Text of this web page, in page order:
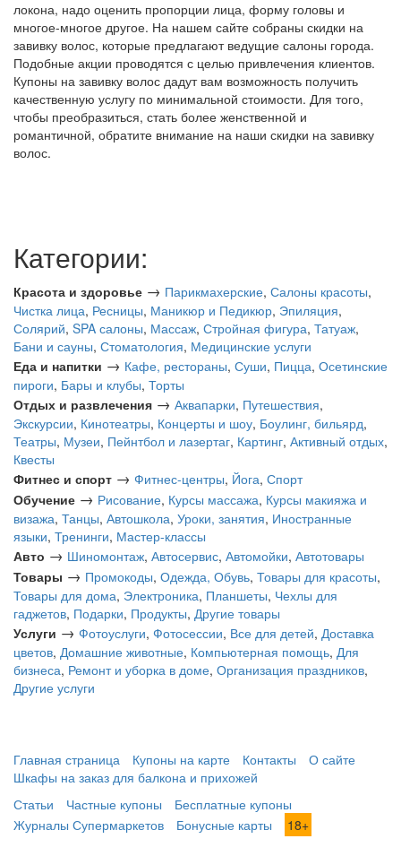
локона, надо оценить пропорции лица, форму головы и
многое-многое другое. На нашем сайте собраны скидки на
завивку волос, которые предлагают ведущие салоны города.
Подобные акции проводятся с целью привлечения клиентов.
Купоны на завивку волос дадут вам возможность получить
качественную услугу по минимальной стоимости. Для того,
чтобы преобразиться, стать более женственной и
романтичной, обратите внимание на наши скидки на завивку
волос.
Категории:
Красота и здоровье → Парикмахерские, Салоны красоты,
Чистка лица, Ресницы, Маникюр и Педикюр, Эпиляция,
Солярий, SPA салоны, Массаж, Стройная фигура, Татуаж,
Бани и сауны, Стоматология, Медицинские услуги
Еда и напитки → Кафе, рестораны, Суши, Пицца, Осетинские
пироги, Бары и клубы, Торты
Отдых и развлечения → Аквапарки, Путешествия,
Экскурсии, Кинотеатры, Концерты и шоу, Боулинг, бильярд,
Театры, Музеи, Пейнтбол и лазертаг, Картинг, Активный отдых,
Квесты
Фитнес и спорт → Фитнес-центры, Йога, Спорт
Обучение → Рисование, Курсы массажа, Курсы макияжа и
визажа, Танцы, Автошкола, Уроки, занятия, Иностранные
языки, Тренинги, Мастер-классы
Авто → Шиномонтаж, Автосервис, Автомойки, Автотовары
Товары → Промокоды, Одежда, Обувь, Товары для красоты,
Товары для дома, Электроника, Планшеты, Чехлы для
гаджетов, Подарки, Продукты, Другие товары
Услуги → Фотоуслуги, Фотосессии, Все для детей, Доставка
цветов, Домашние животные, Компьютерная помощь, Для
бизнеса, Ремонт и уборка в доме, Организация праздников,
Другие услуги
Главная страница Купоны на карте Контакты
О сайте
Шкафы на заказ для балкона и прихожей
Статьи
Частные купоны
Бесплатные купоны
Журналы Супермаркетов
Бонусные карты 18+